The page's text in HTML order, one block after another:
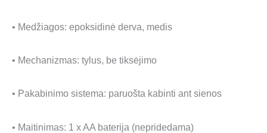
• Medžiagos: epoksidinė derva, medis
• Mechanizmas: tylus, be tiksėjimo
• Pakabinimo sistema: paruošta kabinti ant sienos
• Maitinimas: 1 x AA baterija (nepridedama)